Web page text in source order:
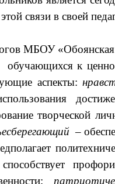
связи в своей
МБОУ
к
аспекты:
творческой
–